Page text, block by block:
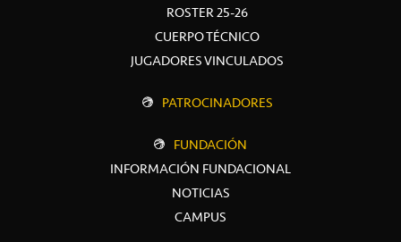
ROSTER 25-26
CUERPO TÉCNICO
JUGADORES VINCULADOS
PATROCINADORES
FUNDACIÓN
INFORMACIÓN FUNDACIONAL
NOTICIAS
CAMPUS